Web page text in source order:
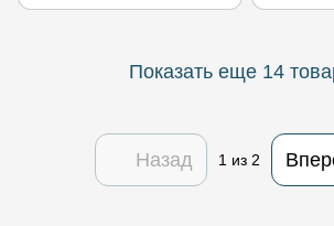
Показать еще 14
Назад 1из 2